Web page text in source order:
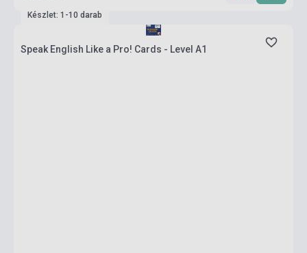
Készlet: 1-10 darab
Speak English Like a Pro! Cards - Level A1